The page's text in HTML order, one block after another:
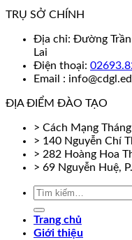
TRỤ SỞ CHÍNH
Địa chỉ: Đường
Lai
Điện thoại:
Email :
ĐỊA ĐIỂM ĐÀO TẠO
> Cách Mạng
> 140 Nguyễn Chí
> 282 Hoàng Hoa
> 69 Nguyễn Huệ,
Trang chủ
Giới thiệu